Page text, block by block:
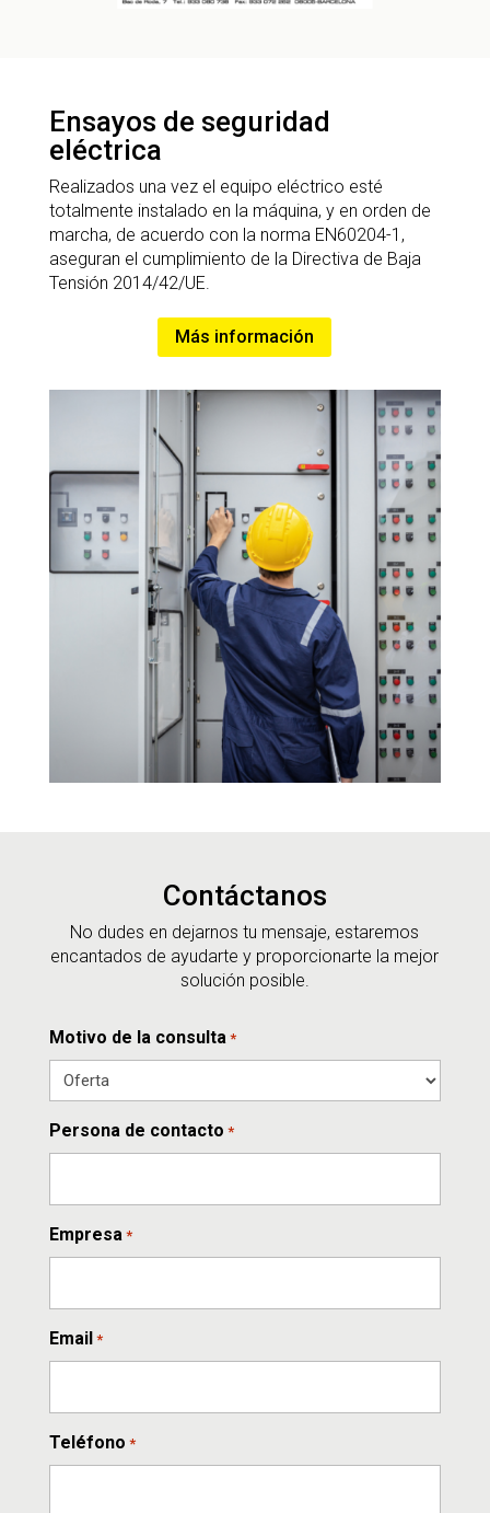
Ensayos de seguridad
eléctrica
Realizados una vez el equipo eléctrico esté
totalmente instalado en la máquina, y en orden de
marcha, de acuerdo con la norma EN60204-1,
aseguran el cumplimiento de la Directiva de Baja
Tensión 2014/42/UE.
Más información
Contáctanos
No dudes en dejarnos tu mensaje, estaremos
encantados de ayudarte y proporcionarte la mejor
solución posible.
Motivo de la consulta *
Persona de contacto *
Empresa *
Email *
Teléfono *